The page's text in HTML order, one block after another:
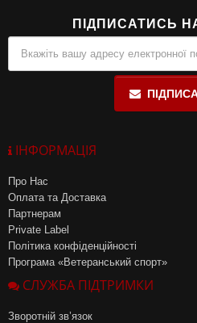
ПІДПИСАТИСЬ
ІНФОРМАЦІЯ
Про Нас
Оплата та Доставка
Партнерам
Private Label
Політика конфіденційності
Програма «Ветеранський спорт»
СЛУЖБА ПІДТРИМКИ
Зворотній зв’язок